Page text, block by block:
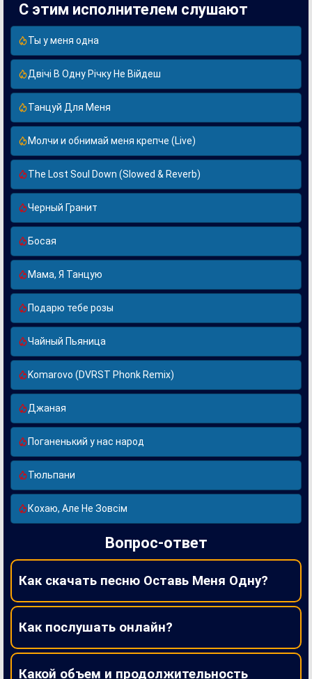
С этим исполнителем слушают
Ты у меня одна
Двічі В Одну Річку Не Війдеш
Танцуй Для Меня
Молчи и обнимай меня крепче (Live)
The Lost Soul Down (Slowed & Reverb)
Черный Гранит
Босая
Мама, Я Танцую
Подарю тебе розы
Чайный Пьяница
Komarovo (DVRST Phonk Remix)
Джаная
Поганенький у нас народ
Тюльпани
Кохаю, Але Не Зовсім
Вопрос-ответ
Как скачать песню Оставь Меня Одну?
Как послушать онлайн?
Какой объем и продолжительность